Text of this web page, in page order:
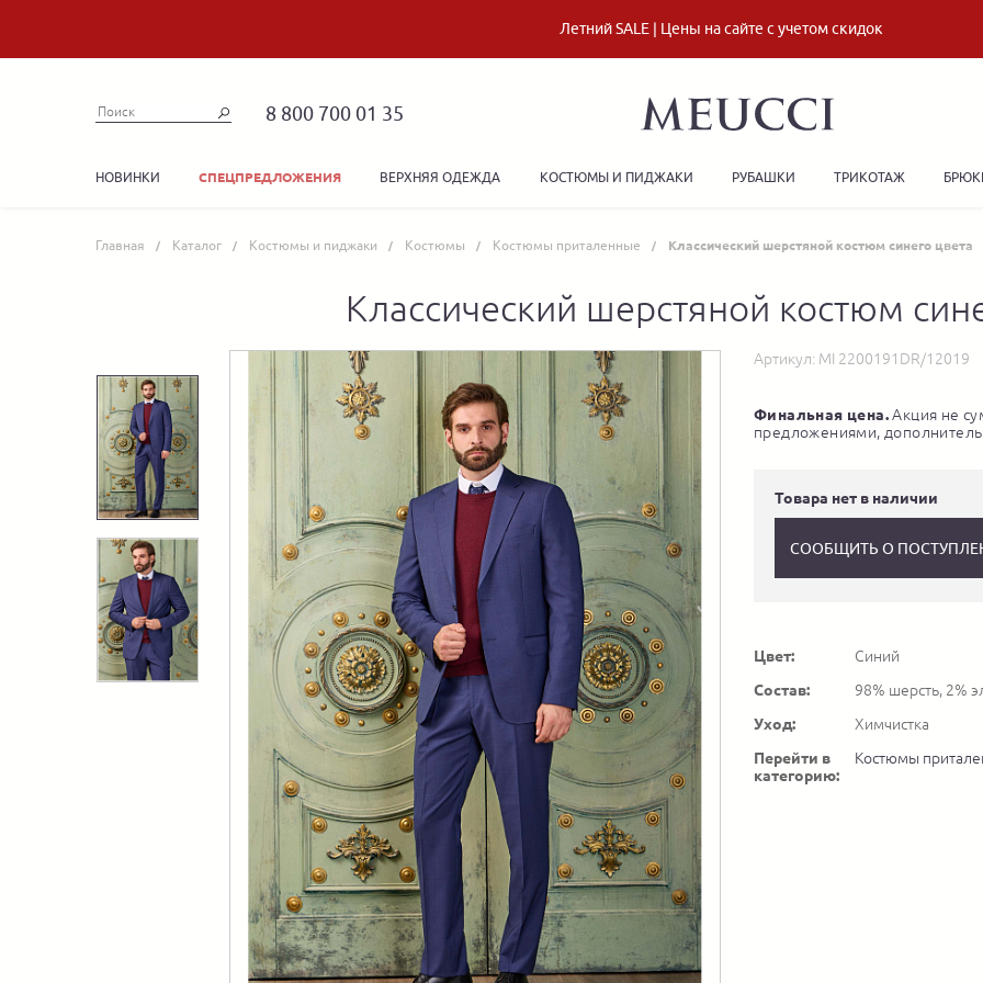
Летний SALE | Цены на сайте с учетом скидок
8 800 700 01 35
НОВИНКИ СПЕЦПРЕДЛОЖЕНИЯ ВЕРХНЯЯ ОДЕЖДА КОСТЮМЫ И ПИДЖАКИ РУБАШКИ ТРИКОТАЖ
Главная Каталог Костюмы и пиджаки Костюмы Костюмы приталенные Классический шерстяной костюм синего цвета
Классический шерстяной костюм
Артикул: MI 2200191DR/12019
Финальная цена.Акция не
предложениями,
Товара нет в наличии
СООБЩИТЬ О
Цвет:
Синий
Состав:
98% шерсть, 2%
Уход:
Химчистка
Перейти в
категорию:
Костюмы